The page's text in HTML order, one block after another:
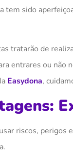
tem sido
tratarão de
entrares ou não
Easydona,
riscos,